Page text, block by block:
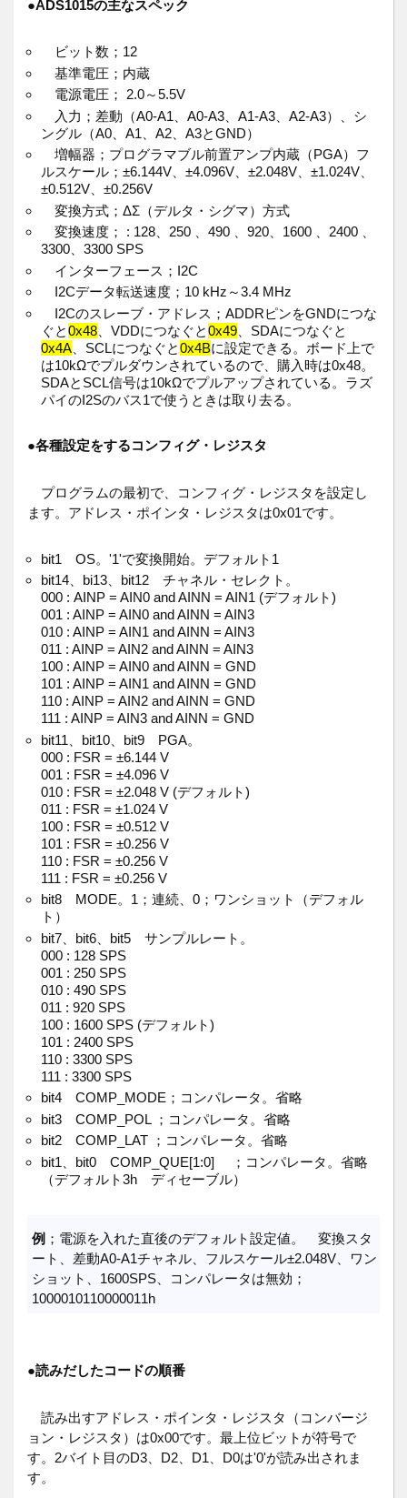
●ADS1015の主なスペック
ビット数；12
基準電圧；内蔵
電源電圧； 2.0～5.5V
入力；差動（A0-A1、A0-A3、A1-A3、A2-A3）、シ
ングル（A0、A1、A2、A3とGND）
増幅器；プログラマブル前置アンプ内蔵（PGA）フ
ルスケール；±6.144V、±4.096V、±2.048V、±1.024V、
±0.512V、±0.256V
変換方式；ΔΣ（デルタ・シグマ）方式
変換速度； : 128、250 、490 、920、1600 、2400 、
3300、3300 SPS
インターフェース；I2C
I2Cデータ転送速度；10 kHz～3.4 MHz
I2Cのスレーブ・アドレス；ADDRピンをGNDにつな
ぐと0x48 、VDDにつなぐと0x49 、SDAにつなぐと
0x4A 、SCLにつなぐと0x4Bに設定できる。ボード上で
は10kΩでプルダウンされているので、購入時は0x48。
SDAとSCL信号は10kΩでプルアップされている。ラズ
パイのI2Sのバス1で使うときは取り去る。
●各種設定をするコンフィグ・レジスタ
プログラムの最初で、コンフィグ・レジスタを設定し
ます。アドレス・ポインタ・レジスタは0x01です。
bit1 OS。'1'で変換開始。デフォルト1
bit14、bi13、bit12 チャネル・セレクト。
000 : AINP = AIN0 and AINN = AIN1 (デフォルト)
001 : AINP = AIN0 and AINN = AIN3
010 : AINP = AIN1 and AINN = AIN3
011 : AINP = AIN2 and AINN = AIN3
100 : AINP = AIN0 and AINN = GND
101 : AINP = AIN1 and AINN = GND
110 : AINP = AIN2 and AINN = GND
111 : AINP = AIN3 and AINN = GND
bit11、bit10、bit9 PGA。
000 : FSR = ±6.144 V
001 : FSR = ±4.096 V
010 : FSR = ±2.048 V (デフォルト)
011 : FSR = ±1.024 V
100 : FSR = ±0.512 V
101 : FSR = ±0.256 V
110 : FSR = ±0.256 V
111 : FSR = ±0.256 V
bit8 MODE。1；連続、0；ワンショット（デフォル
ト）
bit7、bit6、bit5 サンプルレート。
000 : 128 SPS
001 : 250 SPS
010 : 490 SPS
011 : 920 SPS
100 : 1600 SPS (デフォルト)
101 : 2400 SPS
110 : 3300 SPS
111 : 3300 SPS
bit4 COMP_MODE；コンパレータ。省略
bit3 COMP_POL ；コンパレータ。省略
bit2 COMP_LAT ；コンパレータ。省略
bit1、bit0 COMP_QUE[1:0] ；コンパレータ。省略
（デフォルト3h ディセーブル）
例 ；電源を入れた直後のデフォルト設定値。 変換スタ
ート、差動A0-A1チャネル、フルスケール±2.048V、ワン
ショット、1600SPS、コンパレータは無効；
1000010110000011h
●読みだしたコードの順番
読み出すアドレス・ポインタ・レジスタ（コンバージ
ョン・レジスタ）は0x00です。最上位ビットが符号で
す。2バイト目のD3、D2、D1、D0は'0'が読み出されま
す。